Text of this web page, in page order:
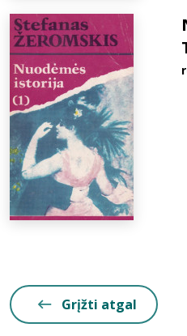
Grįžti atgal